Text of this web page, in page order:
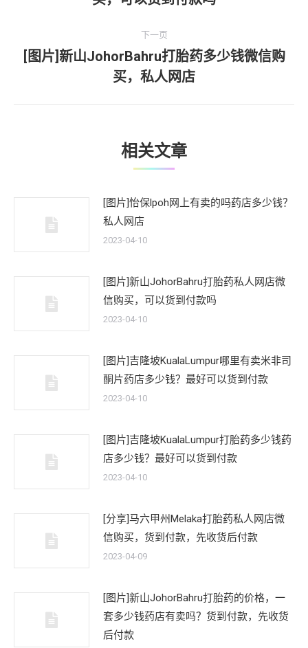
一
下一页
下
一
文
[图片]新山JohorBahru打胎药多少钱微信购
买，私人网店
相关文章
[图片]怡保lpoh网上有卖的吗药店多少钱？
私人网店
2023-04-10
[图片]新山JohorBahru打胎药私人网店微
信购买，可以货到付款吗
2023-04-10
[图片]吉隆坡KualaLumpur哪里有卖米非司
酮片药店多少钱？最好可以货到付款
2023-04-10
[图片]吉隆坡KualaLumpur打胎药多少钱药
店多少钱？最好可以货到付款
2023-04-10
[分享]马六甲州Melaka打胎药私人网店微
信购买，货到付款，先收货后付款
2023-04-09
[图片]新山JohorBahru打胎药的价格，一
套多少钱药店有卖吗？货到付款，先收货
后付款